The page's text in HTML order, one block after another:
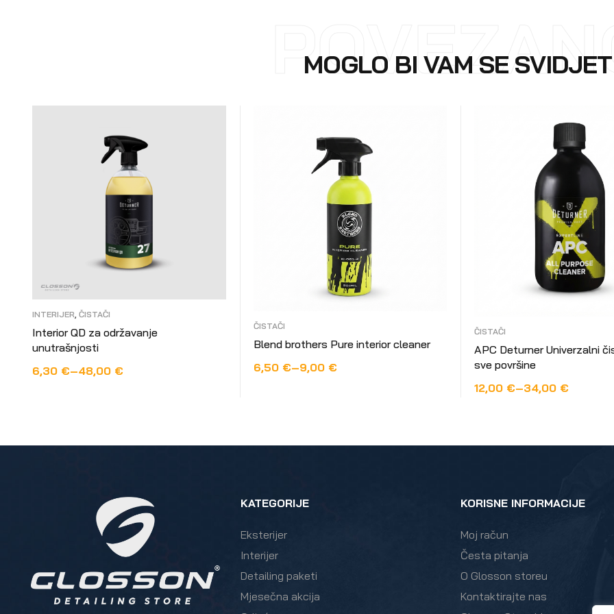
MOGLO BI VAM SE
INTERIJER ČISTAČI
Interior QD za održavanje
unutrašnjosti
6,30 €–48,00 €
ČISTAČI
Blend brothers Pure interior cleaner
6,50 €–9,00 €
ČISTAČI
APC Deturner Univerzalni
sve površine
12,00 €–34,00 €
KATEGORIJE
Eksterijer
Interijer
Detailing paketi
Mjesečna akcija
KORISNE INFORMACIJE
Moj račun
Česta pitanja
O Glosson storeu
Kontaktirajte nas